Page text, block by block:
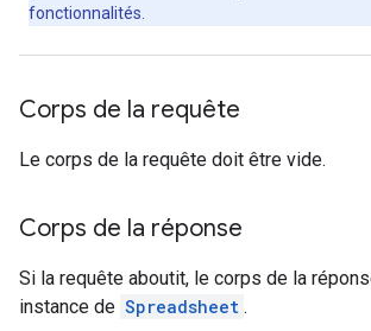
fonctionnalités.
Corps de la requête
Le corps de la requête doit être vide.
Corps de la réponse
Si la requête aboutit, le corps de la
instance de Spreadsheet .